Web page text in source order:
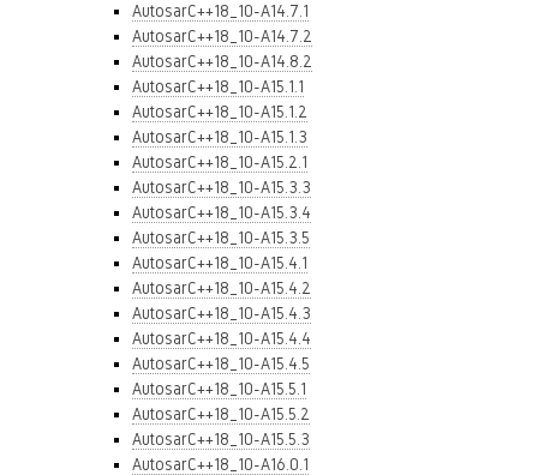
AutosarC++18_10-A14.7.1
AutosarC++18_10-A14.7.2
AutosarC++18_10-A14.8.2
AutosarC++18_10-A15.1.1
AutosarC++18_10-A15.1.2
AutosarC++18_10-A15.1.3
AutosarC++18_10-A15.2.1
AutosarC++18_10-A15.3.3
AutosarC++18_10-A15.3.4
AutosarC++18_10-A15.3.5
AutosarC++18_10-A15.4.1
AutosarC++18_10-A15.4.2
AutosarC++18_10-A15.4.3
AutosarC++18_10-A15.4.4
AutosarC++18_10-A15.4.5
AutosarC++18_10-A15.5.1
AutosarC++18_10-A15.5.2
AutosarC++18_10-A15.5.3
AutosarC++18_10-A16.0.1